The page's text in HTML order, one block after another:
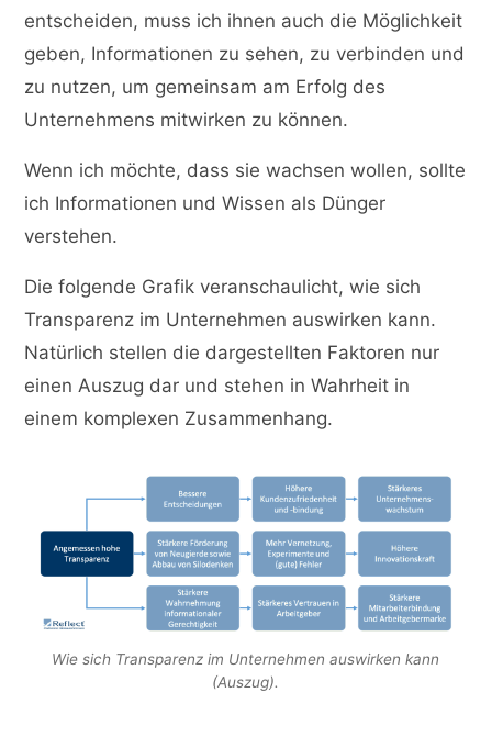
entscheiden, muss ich ihnen auch die Möglichkeit
geben, Informationen zu sehen, zu verbinden und
zu nutzen, um gemeinsam am Erfolg des
Unternehmens mitwirken zu können.
Wenn ich möchte, dass sie wachsen wollen, sollte
ich Informationen und Wissen als Dünger
verstehen.
Die folgende Grafik veranschaulicht, wie sich
Transparenz im Unternehmen auswirken kann.
Natürlich stellen die dargestellten Faktoren nur
einen Auszug dar und stehen in Wahrheit in
einem komplexen Zusammenhang.
Wie sich Transparenz im Unternehmen auswirken kann
(Auszug).